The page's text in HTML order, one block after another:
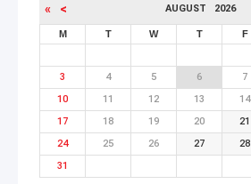
« < AUGUST 2026
M T W T F
3
4 5 6 7
10
11 12 13 14
17
18 19 20 21
24
25 26 27 28
31